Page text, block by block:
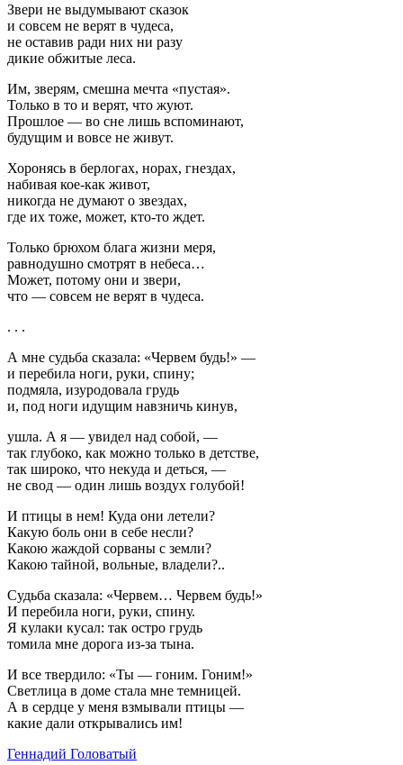
Звери не выдумывают сказок
и совсем не верят в чудеса,
не оставив ради них ни разу
дикие обжитые леса.
Им, зверям, смешна мечта «пустая».
Только в то и верят, что жуют.
Прошлое — во сне лишь вспоминают,
будущим и вовсе не живут.
Хоронясь в берлогах, норах, гнездах,
набивая кое-как живот,
никогда не думают о звездах,
где их тоже, может, кто-то ждет.
Только брюхом блага жизни меря,
равнодушно смотрят в небеса…
Может, потому они и звери,
что — совсем не верят в чудеса.
. . .
А мне судьба сказала: «Червем будь!» —
и перебила ноги, руки, спину;
подмяла, изуродовала грудь
и, под ноги идущим навзничь кинув,
ушла. А я — увидел над собой, —
так глубоко, как можно только в детстве,
так широко, что некуда и деться, —
не свод — один лишь воздух голубой!
И птицы в нем! Куда они летели?
Какую боль они в себе несли?
Какою жаждой сорваны с земли?
Какою тайной, вольные, владели?..
Судьба сказала: «Червем… Червем будь!»
И перебила ноги, руки, спину.
Я кулаки кусал: так остро грудь
томила мне дорога из-за тына.
И все твердило: «Ты — гоним. Гоним!»
Светлица в доме стала мне темницей.
А в сердце у меня взмывали птицы —
какие дали открывались им!
Геннадий Головатый